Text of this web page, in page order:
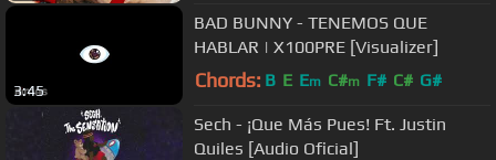
3:45
BAD BUNNY - TENEMOS QUE
HABLAR | X100PRE [Visualizer]
Chords: B E Em C#m F# C# G#
Sech - ¡Que Más Pues! Ft. Justin
Quiles [Audio Oficial]